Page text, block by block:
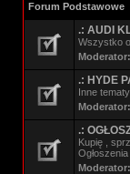
Forum Podstawowe
.: AUDI
Wszystko o
Moderator:
.: HYDE
Inne
Moderator:
.:
Kupię ,
Moderator: